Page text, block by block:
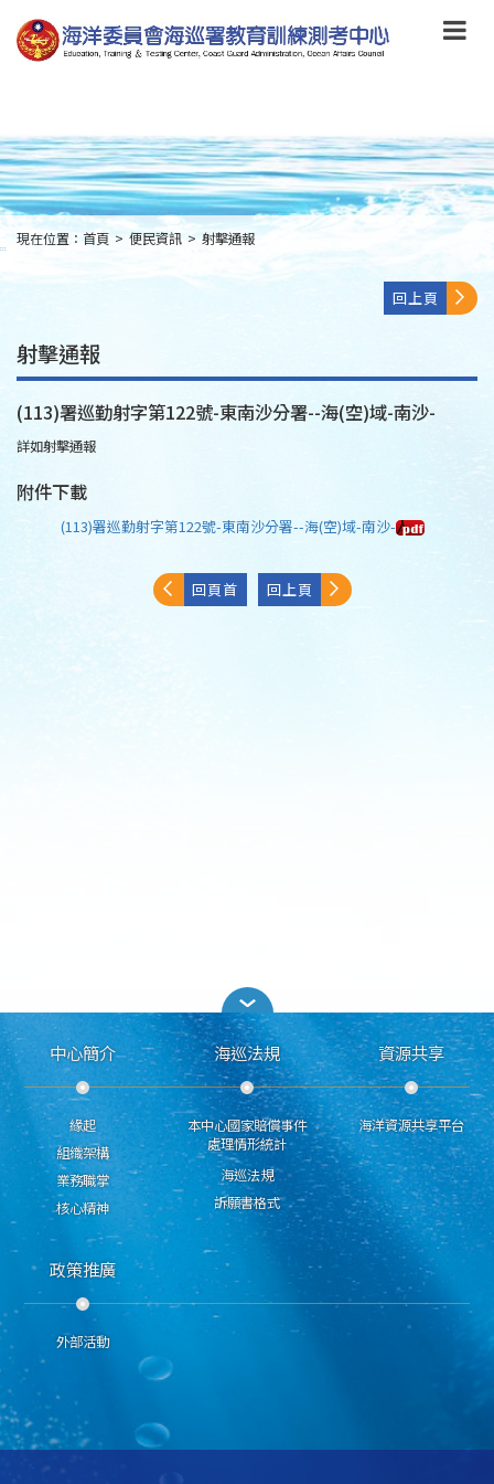
到
主
要
to
main
content
:::
現在位置： 首頁 > 便民資訊 > 射擊通報
回上頁
射擊通報
(113)署巡勤射字第122號-東南沙分署--海(空)域-南沙-
詳如射擊通報
附件下載
(113)署巡勤射字第122號-東南沙分署--海(空)域-南沙-
回頁首 回上頁
中心簡介
緣起
組織架構
業務職掌
核心精神
海巡法規
本中心國家賠償事件
處理情形統計
海巡法規
訴願書格式
資源共享
海洋資源共享平台
政策推廣
外部活動